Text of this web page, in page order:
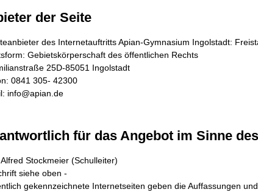
der Seite
des Internetauftritts Apian-Gymnasium Ingolstadt:
Gebietskörperschaft des öffentlichen Rechts
25D-85051 Ingolstadt
0841 305- 42300
info@apian.de
für das Angebot im Sinne
Stockmeier (Schulleiter)
siehe oben -
gekennzeichnete Internetseiten geben die Auffassungen